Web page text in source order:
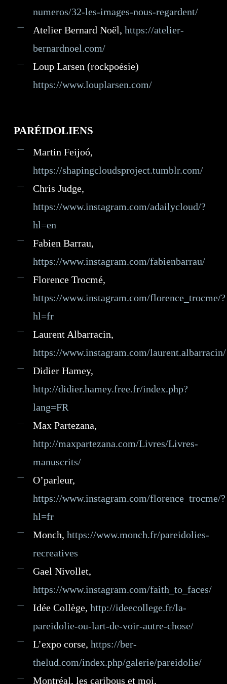
numeros/32-les-images-nous-regardent/
Atelier Bernard Noël, https://atelier-
bernardnoel.com/
Loup Larsen (rockpoésie)
https://www.louplarsen.com/
PARÉIDOLIENS
Martin Feijoó,
https://shapingcloudsproject.tumblr.com/
Chris Judge,
https://www.instagram.com/adailycloud/?
hl=en
Fabien Barrau,
https://www.instagram.com/fabienbarrau/
Florence Trocmé,
https://www.instagram.com/florence_trocme/?
hl=fr
Laurent Albarracin,
https://www.instagram.com/laurent.albarracin/
Didier Hamey,
http://didier.hamey.free.fr/index.php?
lang=FR
Max Partezana,
http://maxpartezana.com/Livres/Livres-
manuscrits/
O’parleur,
https://www.instagram.com/florence_trocme/?
hl=fr
Monch, https://www.monch.fr/pareidolies-
recreatives
Gael Nivollet,
https://www.instagram.com/faith_to_faces/
Idée Collège, http://ideecollege.fr/la-
pareidolie-ou-lart-de-voir-autre-chose/
L’expo corse, https://ber-
thelud.com/index.php/galerie/pareidolie/
Montréal, les caribous et moi,